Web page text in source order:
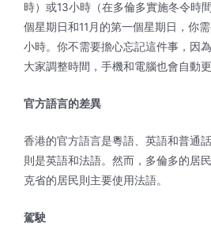
時）或13小時（在多倫多實施冬令時
個星期日和11月的第一個星期日，你
小時。你不需要擔心忘記這件事，因
大家調整時間，手機和電腦也會自動更
官方語言的差異
香港的官方語言是粵語、英語和普通
則是英語和法語。然而，多倫多的居
克省的居民則主要使用法語。
駕駛